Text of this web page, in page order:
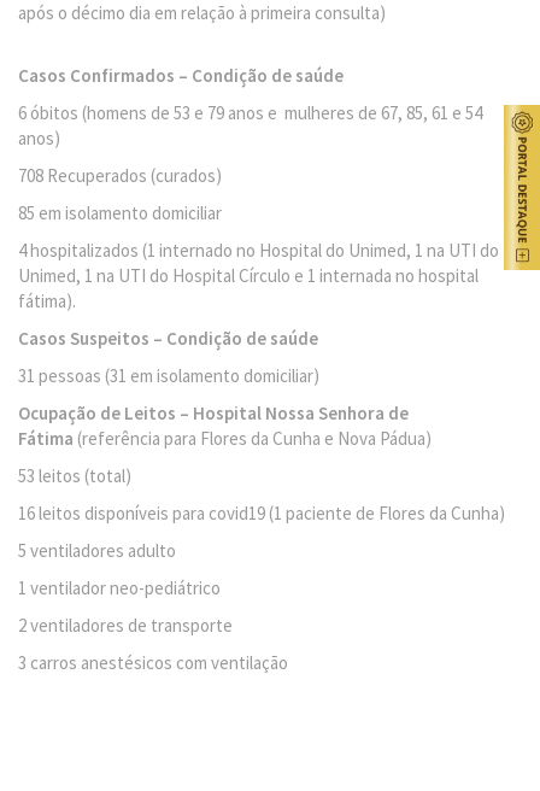
após o décimo dia em relação à primeira consulta)
Casos Confirmados – Condição de saúde
6 óbitos (homens de 53 e 79 anos e mulheres de 67, 85, 61 e 54
anos)
708 Recuperados (curados)
85 em isolamento domiciliar
4 hospitalizados (1 internado no Hospital do Unimed, 1 na UTI do
Unimed, 1 na UTI do Hospital Círculo e 1 internada no hospital
fátima).
Casos Suspeitos – Condição de saúde
31 pessoas (31 em isolamento domiciliar)
Ocupação de Leitos – Hospital Nossa Senhora de
Fátima (referência para Flores da Cunha e Nova Pádua)
53 leitos (total)
16 leitos disponíveis para covid19 (1 paciente de Flores da Cunha)
5 ventiladores adulto
1 ventilador neo-pediátrico
2 ventiladores de transporte
3 carros anestésicos com ventilação